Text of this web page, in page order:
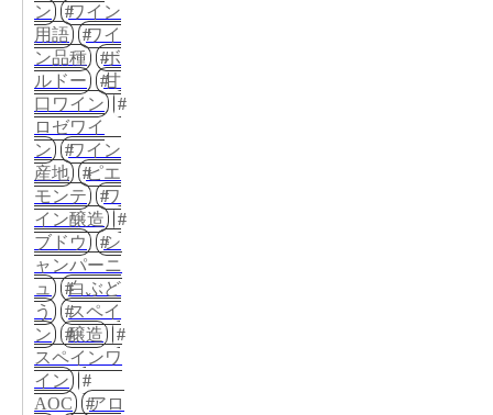
ン
ワイン
用語
ワイ
ン品種
ボ
ルドー
甘
口ワイン
ロゼワイ
ン
ワイン
産地
ピエ
モンテ
ワ
イン醸造
ブドウ
シ
ャンパーニ
ュ
白ぶど
う
スペイ
ン
醸造
スペインワ
イン
AOC
アロ